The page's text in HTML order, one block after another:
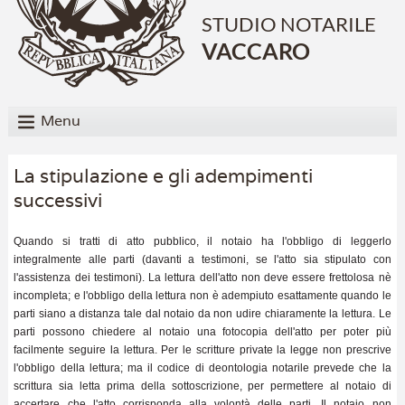
STUDIO NOTARILE
VACCARO
Menu
La stipulazione e gli adempimenti
successivi
Quando si tratti di atto pubblico, il notaio ha l'obbligo di leggerlo
integralmente alle parti (davanti a testimoni, se l'atto sia stipulato con
l'assistenza dei testimoni). La lettura dell'atto non deve essere frettolosa nè
incompleta; e l'obbligo della lettura non è adempiuto esattamente quando le
parti siano a distanza tale dal notaio da non udire chiaramente la lettura. Le
parti possono chiedere al notaio una fotocopia dell'atto per poter più
facilmente seguire la lettura. Per le scritture private la legge non prescrive
l'obbligo della lettura; ma il codice di deontologia notarile prevede che la
scrittura sia letta prima della sottoscrizione, per permettere al notaio di